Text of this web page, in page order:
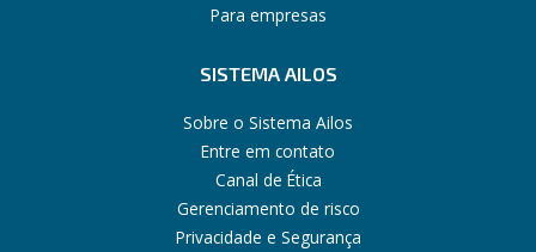
Para empresas
SISTEMA AILOS
Sobre o Sistema Ailos
Entre em contato
Canal de Ética
Gerenciamento de risco
Privacidade e Segurança